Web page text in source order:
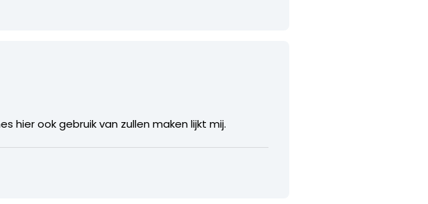
hier ook gebruik van zullen maken lijkt mij.